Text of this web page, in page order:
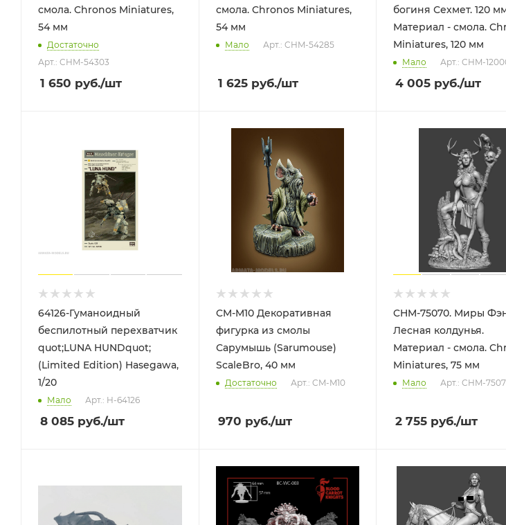
смола. Chronos Miniatures,
54 мм
Достаточно
Арт.: CHM-54303
1 650 руб./шт
смола. Chronos Miniatures,
54 мм
Мало Арт.: CHM-54285
1 625руб./шт
богиня Сехмет. 120
Материал - смола.
Miniatures, 120 мм
Мало Арт.: CHM-
4 005 руб./шт
64126-Гуманоидный
беспилотный перехватчик
quot;LUNA HUNDquot;
(Limited Edition) Hasegawa,
1/20
Мало Арт.: H-64126
8 085 руб./шт
CM-M10 Декоративная
фигурка из смолы
Сарумышь (Sarumouse)
ScaleBro, 40 мм
Достаточно Арт.: CM-M10
970 руб./шт
CHM-75070. Миры
Лесная колдунья.
Материал - смола.
Miniatures, 75 мм
Мало Арт.: CHM-
2 755 руб./шт